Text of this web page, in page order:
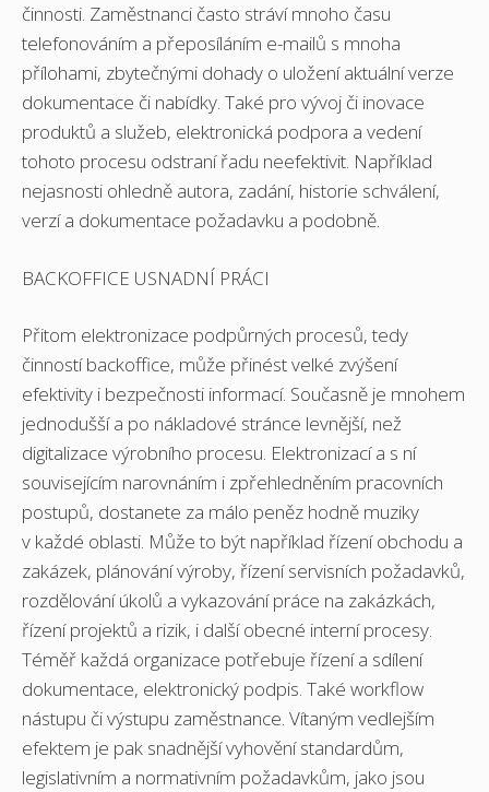
činnosti. Zaměstnanci často stráví mnoho času
telefonováním a přeposíláním e-mailů s mnoha
přílohami, zbytečnými dohady o uložení aktuální verze
dokumentace či nabídky. Také pro vývoj či inovace
produktů a služeb, elektronická podpora a vedení
tohoto procesu odstraní řadu neefektivit. Například
nejasnosti ohledně autora, zadání, historie schválení,
verzí a dokumentace požadavku a podobně.
BACKOFFICE USNADNÍ PRÁCI
Přitom elektronizace podpůrných procesů, tedy
činností backoffice, může přinést velké zvýšení
efektivity i bezpečnosti informací. Současně je mnohem
jednodušší a po nákladové stránce levnější, než
digitalizace výrobního procesu. Elektronizací a s ní
souvisejícím narovnáním i zpřehledněním pracovních
postupů, dostanete za málo peněz hodně muziky
v každé oblasti. Může to být například řízení obchodu a
zakázek, plánování výroby, řízení servisních požadavků,
rozdělování úkolů a vykazování práce na zakázkách,
řízení projektů a rizik, i další obecné interní procesy.
Téměř každá organizace potřebuje řízení a sdílení
dokumentace, elektronický podpis. Také workflow
nástupu či výstupu zaměstnance. Vítaným vedlejším
efektem je pak snadnější vyhovění standardům,
legislativním a normativním požadavkům, jako jsou